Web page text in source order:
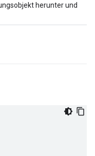
herunter und